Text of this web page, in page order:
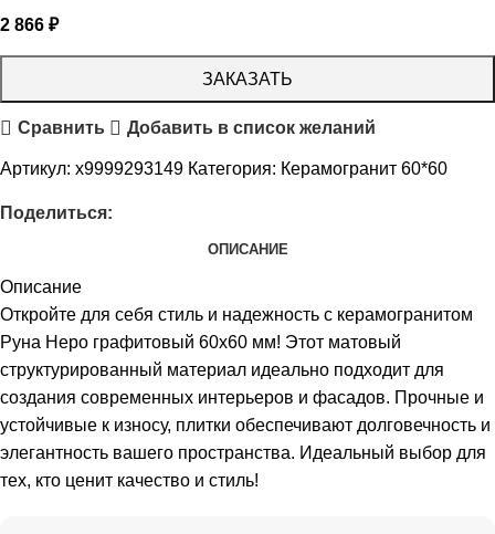
2 866 ₽
ЗАКАЗАТЬ
Сравнить Добавить в список желаний
Артикул: х9999293149 Категория: Керамогранит 60*60
Поделиться:
ОПИСАНИЕ
Описание
Откройте для себя стиль и надежность с керамогранитом
Руна Неро графитовый 60х60 мм! Этот матовый
структурированный материал идеально подходит для
создания современных интерьеров и фасадов. Прочные и
устойчивые к износу, плитки обеспечивают долговечность и
элегантность вашего пространства. Идеальный выбор для
тех, кто ценит качество и стиль!